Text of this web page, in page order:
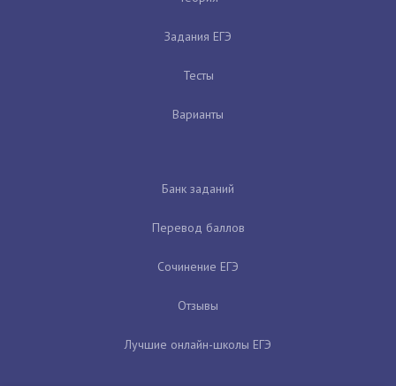
Задания ЕГЭ
Тесты
Варианты
Банк заданий
Перевод баллов
Сочинение ЕГЭ
Отзывы
Лучшие онлайн-школы ЕГЭ